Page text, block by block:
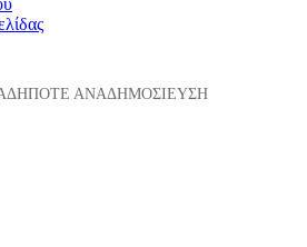
ΑΝΑΔΗΜΟΣΙΕΥΣΗ